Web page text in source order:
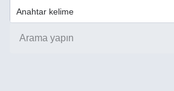
Uzaktan Erişim
Nasıl Erişirim